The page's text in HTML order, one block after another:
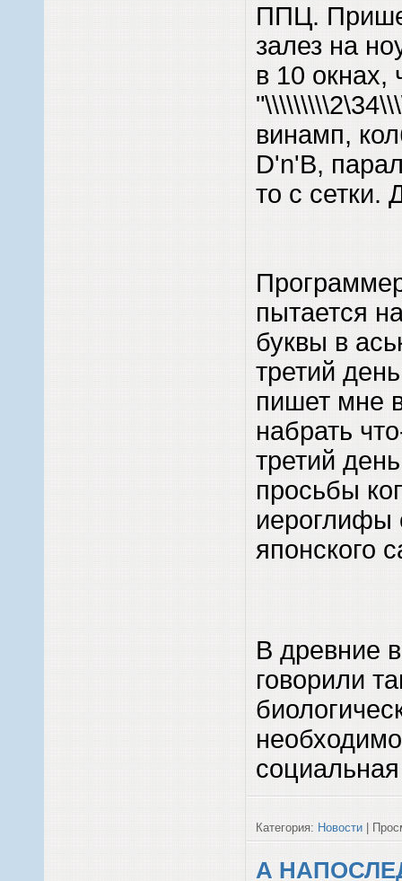
ППЦ.
залез на
в 10 окнах,
винамп,
D'n'B,
то с сетки.
пытается
буквы в
третий
пишет мне
набрать
третий
просьбы
иероглифы
японского
В древние
говорили
Категория: Новости |
А